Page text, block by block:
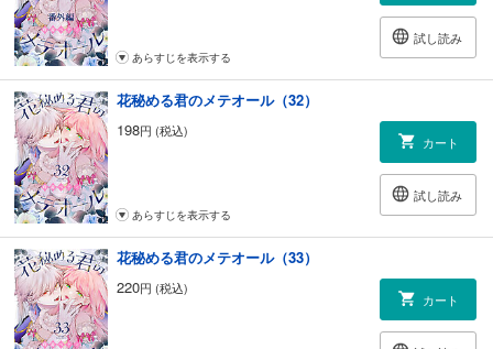
試し読み
あらすじを表示する
花秘める君のメテオール（32）
198円 (税込)
カート
試し読み
あらすじを表示する
花秘める君のメテオール（33）
220円 (税込)
カート